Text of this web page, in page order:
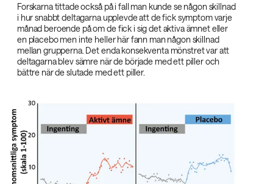
Forskarna tittade också på i fall man kunde se någon skillnad
i hur snabbt deltagarna upplevde att de fick symptom varje
månad beroende på om de fick i sig det aktiva ämnet eller
en placebo men inte heller här fann man någon skillnad
mellan grupperna. Det enda konsekventa mönstret var att
deltagarna blev sämre när de började med ett piller och
bättre när de slutade med ett piller.